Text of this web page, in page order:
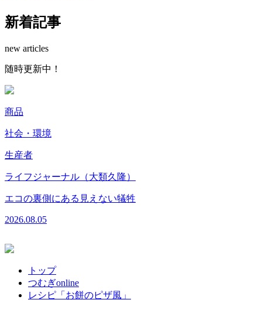
新着記事
new articles
随時更新中 ！
商品
社会・環境
生産者
ライフジャーナル（大類久隆）
エコの裏側にある見えない犠牲
2026.08.05
トップ
つむぎonline
レシピ「お餅のピザ風」